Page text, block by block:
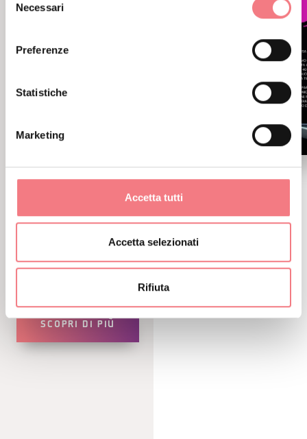
delNecessari
Preferenze
Statistiche
Marketing
Accetta tutti
Accetta selezionati
Rifiuta
"Cortina Storie di Sport -
Primo Museo con esposizione dedicata alla
SCOPRI DI PIÙ